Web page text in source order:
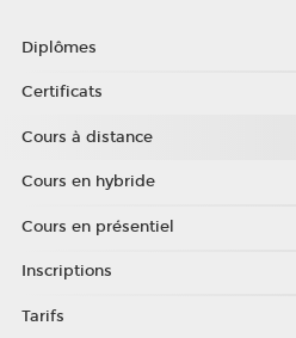
Diplômes
Certificats
Cours à distance
Cours en hybride
Cours en présentiel
Inscriptions
Tarifs